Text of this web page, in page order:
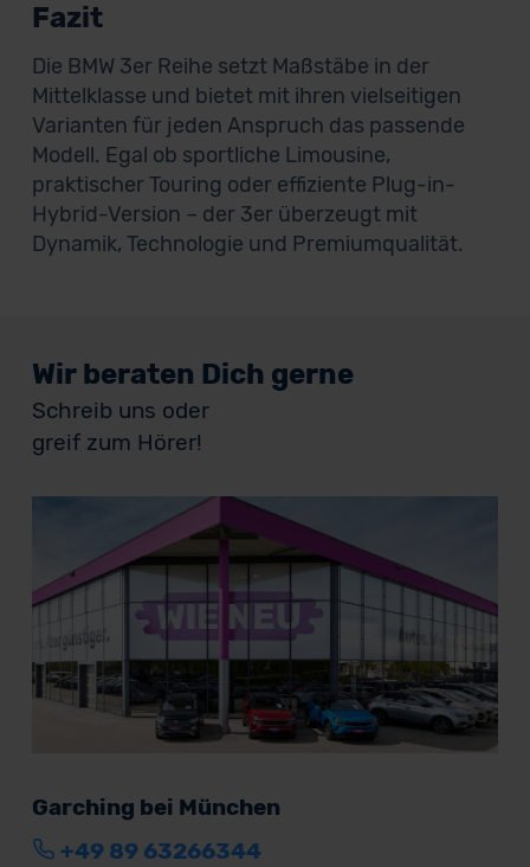
Fazit
Die BMW 3er Reihe setzt Maßstäbe in der
Mittelklasse und bietet mit ihren vielseitigen
Varianten für jeden Anspruch das passende
Modell. Egal ob sportliche Limousine,
praktischer Touring oder effiziente Plug-in-
Hybrid-Version – der 3er überzeugt mit
Dynamik, Technologie und Premiumqualität.
Wir beraten Dich gerne
Schreib uns oder
greif zum Hörer!
Garching bei München
+49 89 63266344